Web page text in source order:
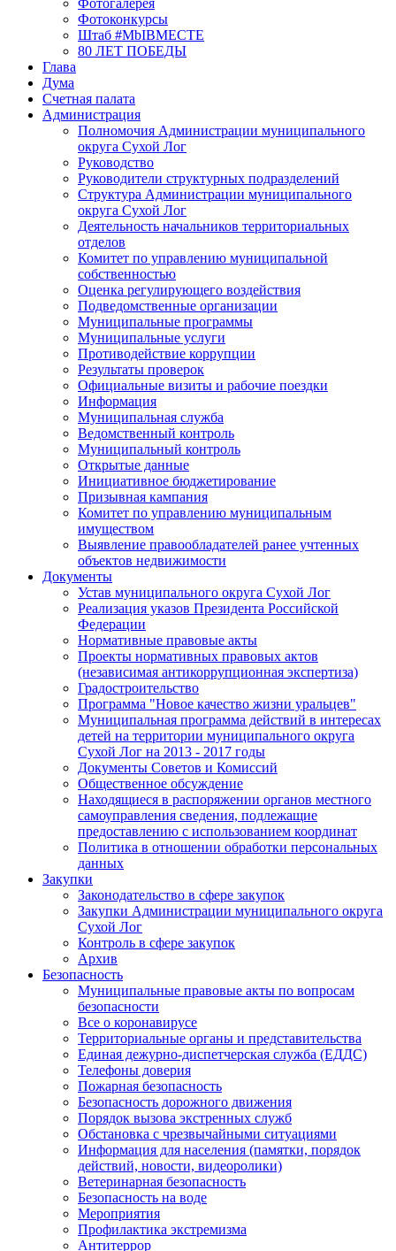
Фотогалерея
Фотоконкурсы
Штаб #MbIBMECTE
80 ЛЕТ ПОБЕДЫ
Глава
Дума
Счетная палата
Администрация
Полномочия Администрации муниципального
округа Сухой Лог
Руководство
Руководители структурных подразделений
Структура Администрации муниципального
округа Сухой Лог
Деятельность начальников территориальных
отделов
Комитет по управлению муниципальной
собственностью
Оценка регулирующего воздействия
Подведомственные организации
Муниципальные программы
Муниципальные услуги
Противодействие коррупции
Результаты проверок
Официальные визиты и рабочие поездки
Информация
Муниципальная служба
Ведомственный контроль
Муниципальный контроль
Открытые данные
Инициативное бюджетирование
Призывная кампания
Комитет по управлению муниципальным
имуществом
Выявление правообладателей ранее учтенных
объектов недвижимости
Документы
Устав муниципального округа Сухой Лог
Реализация указов Президента Российской
Федерации
Нормативные правовые акты
Проекты нормативных правовых актов
(независимая антикоррупционная экспертиза)
Градостроительство
Программа "Новое качество жизни уральцев"
Муниципальная программа действий в интересах
детей на территории муниципального округа
Сухой Лог на 2013 - 2017 годы
Документы Советов и Комиссий
Общественное обсуждение
Находящиеся в распоряжении органов местного
самоуправления сведения, подлежащие
предоставлению с использованием координат
Политика в отношении обработки персональных
данных
Закупки
Законодательство в сфере закупок
Закупки Администрации муниципального округа
Сухой Лог
Контроль в сфере закупок
Архив
Безопасность
Муниципальные правовые акты по вопросам
безопасности
Все о коронавирусе
Территориальные органы и представительства
Единая дежурно-диспетчерская служба (ЕДДС)
Телефоны доверия
Пожарная безопасность
Безопасность дорожного движения
Порядок вызова экстренных служб
Обстановка с чрезвычайными ситуациями
Информация для населения (памятки, порядок
действий, новости, видеоролики)
Ветеринарная безопасность
Безопасность на воде
Мероприятия
Профилактика экстремизма
Антитеррор